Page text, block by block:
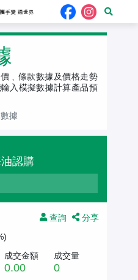
﹑條款數據及價格走勢
入模擬數據計算產品預
據
認購
查詢 分享
成交金額
0.00
成交量
0